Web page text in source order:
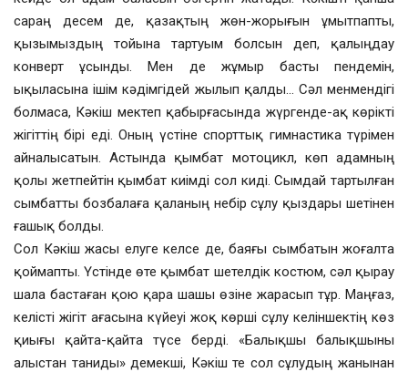
сараң десем де, қазақтың жөн-жорығын ұмытпапты,
қызымыздың тойына тартуым болсын деп, қалыңдау
конверт ұсынды. Мен де жұмыр басты пендемін,
ықыласына ішім кәдімгідей жылып қалды… Сәл менмендігі
болмаса, Кәкіш мектеп қабырғасында жүргенде-ақ көрікті
жігіттің бірі еді. Оның үстіне спорттық гимнастика түрімен
айналысатын. Астында қымбат мотоцикл, көп адамның
қолы жетпейтін қымбат киімді сол киді. Сымдай тартылған
сымбатты бозбалаға қаланың небір сұлу қыздары шетінен
ғашық болды.
Сол Кәкіш жасы елуге келсе де, баяғы сымбатын жоғалта
қоймапты. Үстінде өте қымбат шетелдік костюм, сәл қырау
шала бастаған қою қара шашы өзіне жарасып тұр. Маңғаз,
келісті жігіт ағасына күйеуі жоқ көрші сұлу келіншектің көз
қиығы қайта-қайта түсе берді. «Балықшы балықшыны
алыстан таниды» демекші, Кәкіш те сол сұлудың жанынан